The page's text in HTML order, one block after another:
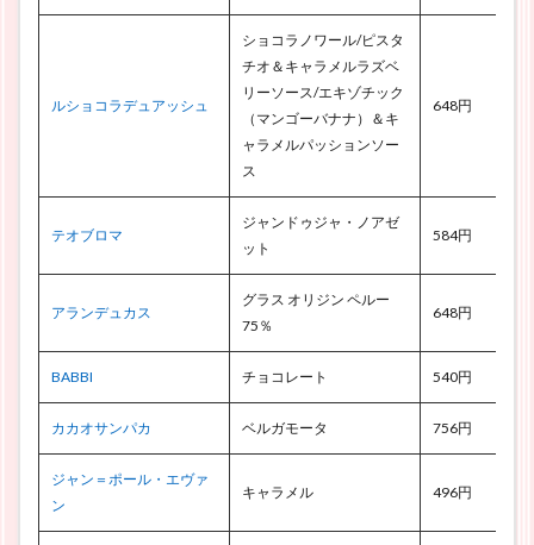
ルショコラデュアッシュ
ショコラノワール/ピスタ
チオ＆キャラメルラズベ
リーソース/エキゾチック
（マンゴーバナナ）＆キ
ャラメルパッションソー
ス
648円
テオブロマ
ジャンドゥジャ・ノアゼ
ット
584円
アランデュカス
グラス オリジン ペルー
75％
648円
BABBI チョコレート 540円
カカオサンパカ ベルガモータ 756円
ジャン＝ポール・エヴァ
ン
キャラメル 496円